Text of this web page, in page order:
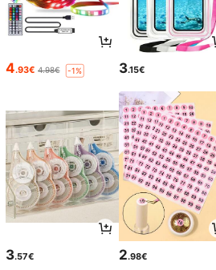
4.93€ 4.98€ -1% 3.15€
3.57€ 2.98€